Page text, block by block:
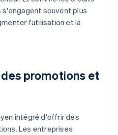
souvent plus
l'utilisation et la
promotions et
intégré d'offrir des
Les entreprises